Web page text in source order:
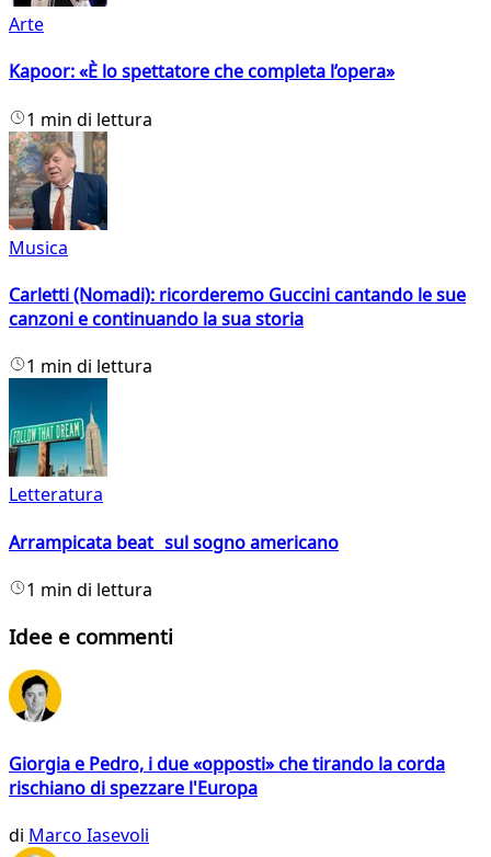
Arte
Kapoor: «È lo spettatore che completa l’opera»
1 min di lettura
Musica
Carletti (Nomadi): ricorderemo Guccini cantando le sue
canzoni e continuando la sua storia
1 min di lettura
Letteratura
Arrampicata beat sul sogno americano
1 min di lettura
Idee e commenti
Giorgia e Pedro, i due «opposti» che tirando la corda
rischiano di spezzare l'Europa
di Marco Iasevoli